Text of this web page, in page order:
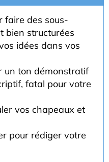
faire des sous-
bien structurées
idées dans vos
un ton démonstratif
fatal pour votre
vos chapeaux et
pour rédiger votre